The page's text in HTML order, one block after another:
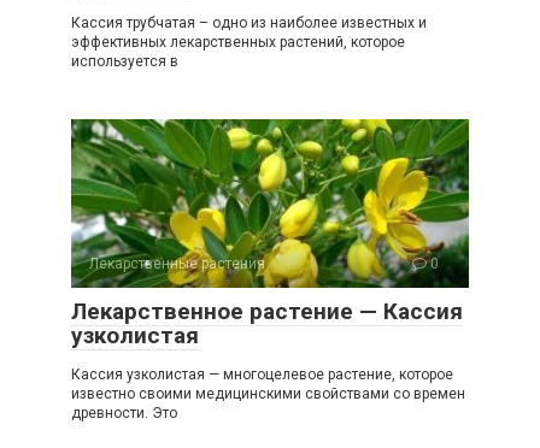
Кассия трубчатая – одно из наиболее известных и
эффективных лекарственных растений, которое
используется в
Лекарственные растения 0
Лекарственное растение — Кассия
узколистая
Кассия узколистая — многоцелевое растение, которое
известно своими медицинскими свойствами со времен
древности. Это